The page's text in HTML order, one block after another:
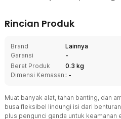
Rincian Produk
Brand
Lainnya
Garansi
-
Berat Produk
0.3 kg
Dimensi Kemasan : -
Muat banyak alat, tahan banting, dan
busa fleksibel lindungi isi dari
plus pengunci ganda untuk keamanan